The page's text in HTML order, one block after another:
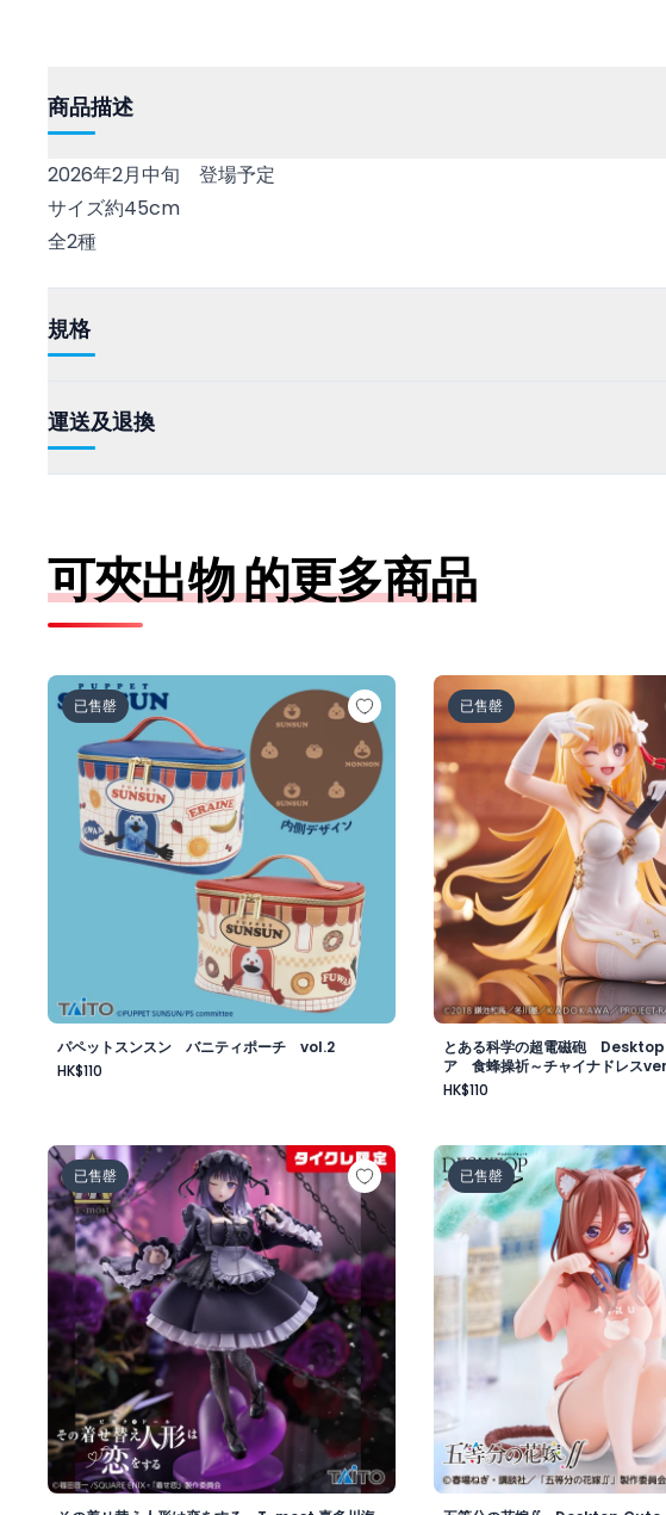
商品描述
2026年2月中旬 登場予定
サイズ約45cm
全2種
規格
運送及退換
可夾出物 的更多商品
パペットスンスン バニティポーチ vol.2
已售罄
パペットスンスン バニティポーチ vol.2
HK$110
とある科学の超電磁砲
已售罄
とある科学の超電磁砲
ア 食蜂操祈～チャイナドレス
HK$110
その着せ替え人形は恋をする T-most 喜多川海夢 フィギュア～黒江
已售罄
五等分の花嫁∬ Desktop
已售罄